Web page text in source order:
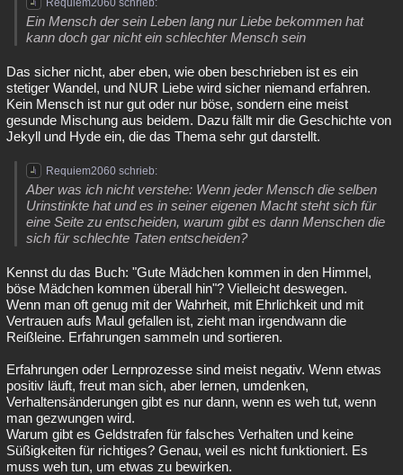
Requiem2060 schrieb:
Ein Mensch der sein Leben lang nur Liebe bekommen hat
kann doch gar nicht ein schlechter Mensch sein
Das sicher nicht, aber eben, wie oben beschrieben ist es ein
stetiger Wandel, und NUR Liebe wird sicher niemand erfahren.
Kein Mensch ist nur gut oder nur böse, sondern eine meist
gesunde Mischung aus beidem. Dazu fällt mir die Geschichte von
Jekyll und Hyde ein, die das Thema sehr gut darstellt.
Requiem2060 schrieb:
Aber was ich nicht verstehe: Wenn jeder Mensch die selben
Urinstinkte hat und es in seiner eigenen Macht steht sich für
eine Seite zu entscheiden, warum gibt es dann Menschen die
sich für schlechte Taten entscheiden?
Kennst du das Buch: "Gute Mädchen kommen in den Himmel,
böse Mädchen kommen überall hin"? Vielleicht deswegen.
Wenn man oft genug mit der Wahrheit, mit Ehrlichkeit und mit
Vertrauen aufs Maul gefallen ist, zieht man irgendwann die
Reißleine. Erfahrungen sammeln und sortieren.
Erfahrungen oder Lernprozesse sind meist negativ. Wenn etwas
positiv läuft, freut man sich, aber lernen, umdenken,
Verhaltensänderungen gibt es nur dann, wenn es weh tut, wenn
man gezwungen wird.
Warum gibt es Geldstrafen für falsches Verhalten und keine
Süßigkeiten für richtiges? Genau, weil es nicht funktioniert. Es
muss weh tun, um etwas zu bewirken.